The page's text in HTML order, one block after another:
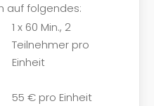
auf folgendes:
1 x 60 Min., 2
Teilnehmer pro
Einheit
55 € pro Einheit